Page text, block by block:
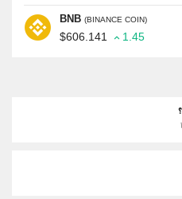
BNB (BINANCE COIN)
$606.141 1.45